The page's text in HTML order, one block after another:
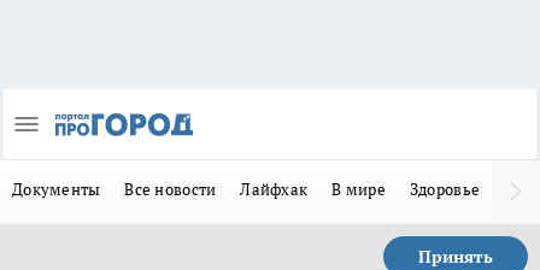
Документы Все новости Лайфхак В мире Здоровье
Принять